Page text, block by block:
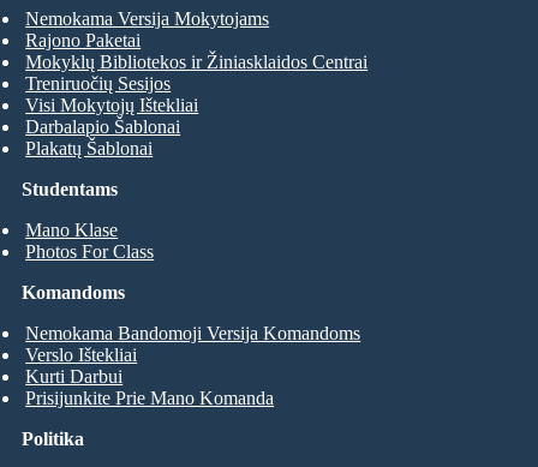
Studentams
Mano Klase
Photos For Class
Nemokama Versija Mokytojams
Rajono Paketai
Mokyklų Bibliotekos ir Žiniasklaidos Centrai
Treniruočių Sesijos
Visi Mokytojų Ištekliai
Darbalapio Šablonai
Plakatų Šablonai
Komandoms
Nemokama Bandomoji Versija Komandoms
Verslo Ištekliai
Kurti Darbui
Prisijunkite Prie Mano Komanda
Politika